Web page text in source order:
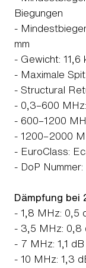
Biegungen
-
mm
- Gewicht: 11,6
- Maximale
- Structural
- 0,3–600
- 600–1200
- 1200–2000
- EuroClass:
- DoP
Dämpfung bei
- 1,8 MHz: 0,5
- 3,5 MHz: 0,8
- 7 MHz: 1,1
- 10 MHz: 1,3